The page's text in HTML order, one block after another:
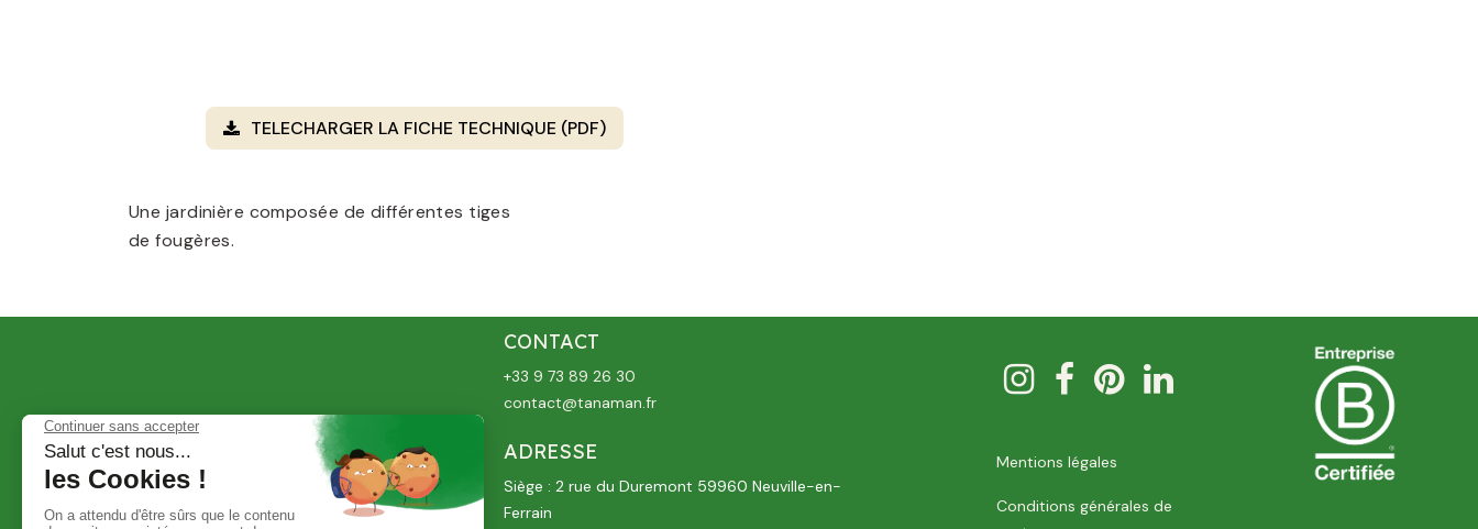
TELECHARGER LA FICHE TECHNIQUE (PDF)
Une jardinière composée de différentes tiges
de fougères.
ADRESSE
Siège : 2 rue du Duremont 59960 Neuville-en-
Ferrain
Mentions légales
Conditions générales de
CONTACT
+33 9 73 89 26 30
contact@tanaman.fr